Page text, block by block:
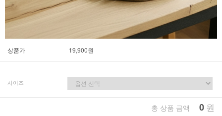
상품가 19,900원
사이즈
총 상품 금액 0 원